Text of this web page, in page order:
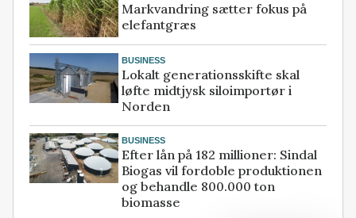
Markvandring sætter fokus på
elefantgræs
BUSINESS
Lokalt generationsskifte skal
løfte midtjysk siloimportør i
Norden
BUSINESS
Efter lån på 182 millioner: Sindal
Biogas vil fordoble produktionen
og behandle 800.000 ton
biomasse